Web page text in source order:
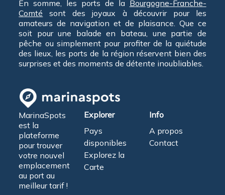
En somme, les ports de la Bourgogne-Franche-
Comté sont des joyaux à découvrir pour les
amateurs de navigation et de plaisance. Que ce
soit pour une balade en bateau, une partie de
pêche ou simplement pour profiter de la quiétude
des lieux, les ports de la région réservent bien des
surprises et des moments de détente inoubliables.
MarinaSpots
est la
plateforme
pour trouver
votre nouvel
emplacement
au port au
meilleur tarif !
Explorer
Pays
disponibles
Explorez la
Carte
Info
A propos
Contact